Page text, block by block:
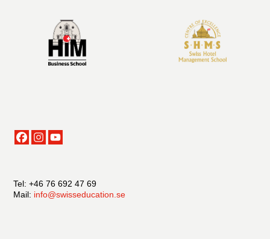
Tel: +46 76 692 47 69
Mail: info@swisseducation.se